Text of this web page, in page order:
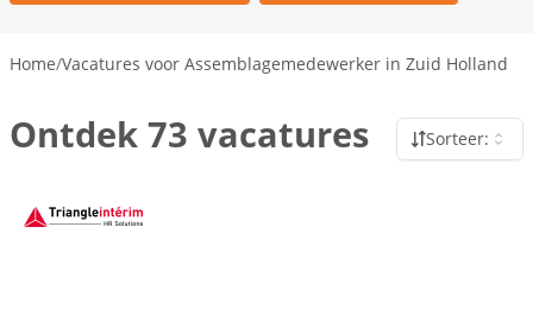
Home/Vacatures voor Assemblagemedewerker in Zuid Holland
Ontdek 73 vacatures Sorteer: